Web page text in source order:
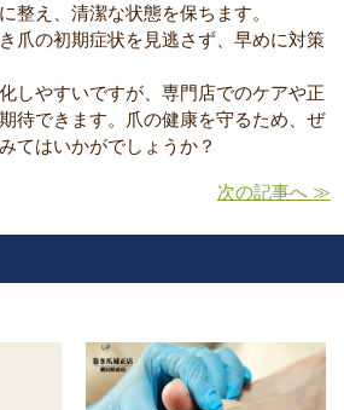
整え、清潔な状態を保ちます。
き爪の初期症状を見逃さず、早めに対策
しやすいですが、専門店でのケアや正
待できます。爪の健康を守るため、ぜ
てはいかがでしょうか？
次の記事へ ≫